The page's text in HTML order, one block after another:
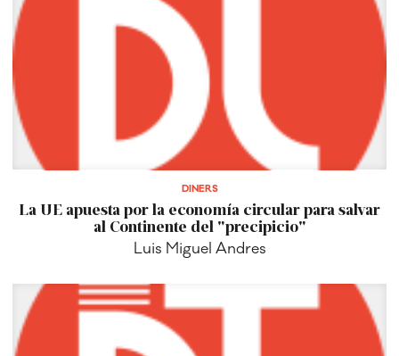
DINERS
La UE apuesta por la economía circular para salvar
al Continente del "precipicio"
Luis Miguel Andres